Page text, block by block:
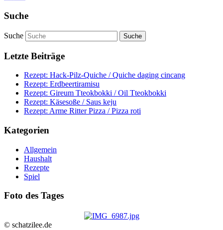
Suche
Suche
Letzte Beiträge
Rezept: Hack-Pilz-Quiche / Quiche daging cincang
Rezept: Erdbeertiramisu
Rezept: Gireum Tteokbokki / Oil Tteokbokki
Rezept: Käsesoße / Saus keju
Rezept: Arme Ritter Pizza / Pizza roti
Kategorien
Allgemein
Haushalt
Rezepte
Spiel
Foto des Tages
© schatzilee.de